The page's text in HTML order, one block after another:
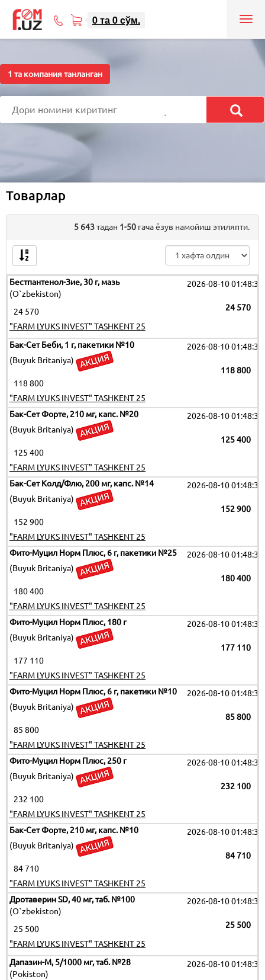
0та0cўм.
207-
08
1 та компания танланган
Товарлар
5 643тадан 1-50 гача ёзув намойиш этиляпти.
Бестпантенол-Зие, 30 г, мазь
(O`zbekiston)
2026-08-10 01:48:35
24 570
24 570
"FARM LYUKS INVEST" TASHKENT 25
Бак-Сет Беби, 1 г, пакетики №10
(Buyuk Britaniya)
2026-08-10 01:48:35
118 800
118 800
"FARM LYUKS INVEST" TASHKENT 25
Бак-Сет Форте, 210 мг, капс. №20
(Buyuk Britaniya)
2026-08-10 01:48:35
125 400
125 400
"FARM LYUKS INVEST" TASHKENT 25
Бак-Сет Колд/Флю, 200 мг, капс. №14
(Buyuk Britaniya)
2026-08-10 01:48:35
152 900
152 900
"FARM LYUKS INVEST" TASHKENT 25
Фито-Муцил Норм Плюс, 6 г, пакетики №25
(Buyuk Britaniya)
2026-08-10 01:48:35
180 400
180 400
"FARM LYUKS INVEST" TASHKENT 25
Фито-Муцил Норм Плюс, 180 г
(Buyuk Britaniya)
2026-08-10 01:48:35
177 110
177 110
"FARM LYUKS INVEST" TASHKENT 25
Фито-Муцил Норм Плюс, 6 г, пакетики №10
(Buyuk Britaniya)
2026-08-10 01:48:35
85 800
85 800
"FARM LYUKS INVEST" TASHKENT 25
Фито-Муцил Норм Плюс, 250 г
(Buyuk Britaniya)
2026-08-10 01:48:35
232 100
232 100
"FARM LYUKS INVEST" TASHKENT 25
Бак-Сет Форте, 210 мг, капс. №10
(Buyuk Britaniya)
2026-08-10 01:48:35
84 710
84 710
"FARM LYUKS INVEST" TASHKENT 25
Дротаверин SD, 40 мг, таб. №100
(O`zbekiston)
2026-08-10 01:48:35
25 500
25 500
"FARM LYUKS INVEST" TASHKENT 25
Дапазин-М, 5/1000 мг, таб. №28
(Pokiston)
2026-08-10 01:48:35